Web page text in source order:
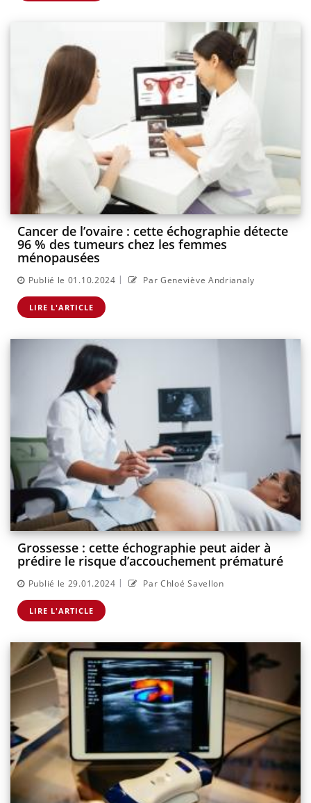
Cancer de l’ovaire : cette échographie détecte
96 % des tumeurs chez les femmes
ménopausées
Publié le 01.10.2024 | Par Geneviève Andrianaly
LIRE L'ARTICLE
Grossesse : cette échographie peut aider à
prédire le risque d’accouchement prématuré
Publié le 29.01.2024 | Par Chloé Savellon
LIRE L'ARTICLE